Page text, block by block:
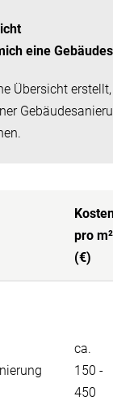
eine
Übersicht
pro m²
(€)
ca.
150 -
450